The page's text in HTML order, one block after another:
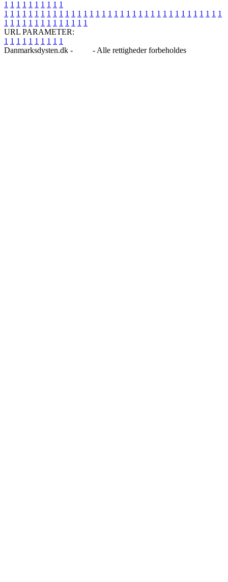
1 1 1 1 1 1 1 1 1 1
1 1 1 1 1 1 1 1 1 1 1 1 1 1 1 1 1 1 1 1 1 1 1 1 1 1 1 1 1 1 1 1 1 1 1 1
1 1 1 1 1 1 1 1 1 1 1 1 1 1
URL PARAMETER:
1 1 1 1 1 1 1 1 1 1
Danmarksdysten.dk -
- Alle rettigheder forbeholdes